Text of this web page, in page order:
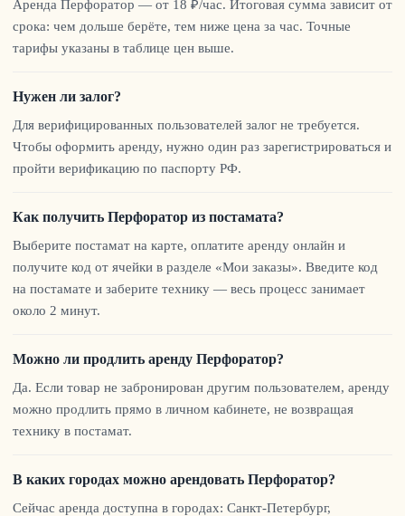
Аренда Перфоратор — от 18 ₽/час. Итоговая сумма зависит от
срока: чем дольше берёте, тем ниже цена за час. Точные
тарифы указаны в таблице цен выше.
Нужен ли залог?
Для верифицированных пользователей залог не требуется.
Чтобы оформить аренду, нужно один раз зарегистрироваться и
пройти верификацию по паспорту РФ.
Как получить Перфоратор из постамата?
Выберите постамат на карте, оплатите аренду онлайн и
получите код от ячейки в разделе «Мои заказы». Введите код
на постамате и заберите технику — весь процесс занимает
около 2 минут.
Можно ли продлить аренду Перфоратор?
Да. Если товар не забронирован другим пользователем, аренду
можно продлить прямо в личном кабинете, не возвращая
технику в постамат.
В каких городах можно арендовать Перфоратор?
Сейчас аренда доступна в городах: Санкт-Петербург,